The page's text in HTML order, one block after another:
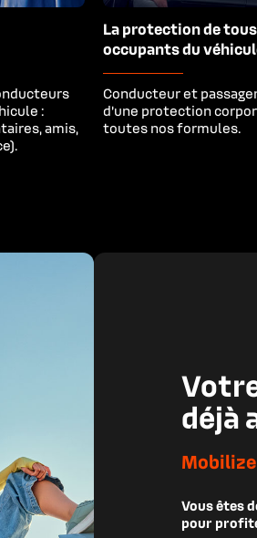
:
amis,
La protection de
occupants du
Conducteur et
d’une protection
toutes nos formules.
Vous êtes
pour